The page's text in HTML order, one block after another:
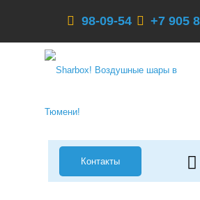
98-09-54 +7 905
Контакты